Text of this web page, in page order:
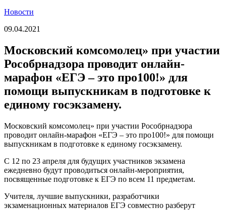
Новости
09.04.2021
Московский комсомолец» при участии
Рособрнадзора проводит онлайн-
марафон «ЕГЭ – это про100!» для
помощи выпускникам в подготовке к
единому госэкзамену.
Московский комсомолец» при участии Рособрнадзора
проводит онлайн-марафон «ЕГЭ – это про100!» для помощи
выпускникам в подготовке к единому госэкзамену.
С 12 по 23 апреля для будущих участников экзамена
ежедневно будут проводиться онлайн-мероприятия,
посвященные подготовке к ЕГЭ по всем 11 предметам.
Учителя, лучшие выпускники, разработчики
экзаменационных материалов ЕГЭ совместно разберут